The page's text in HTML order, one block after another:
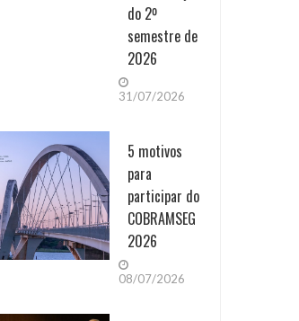
do 2º
semestre de
2026
31/07/2026
5 motivos
para
participar do
COBRAMSEG
2026
08/07/2026